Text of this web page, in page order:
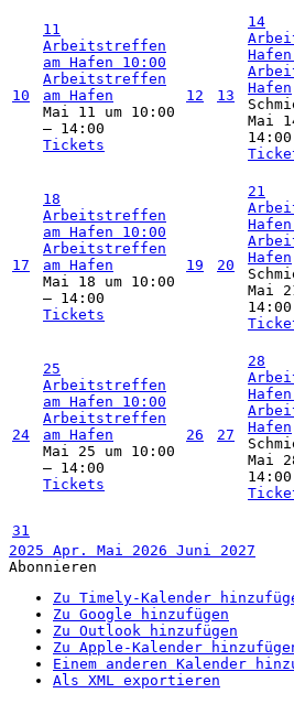
10
11
Arbeitstreffen
am Hafen 10:00
Arbeitstreffen
am Hafen
Mai 11 um 10:00
– 14:00
Tickets
12 13
14
Hafen
Hafen
Mai
14:00
17
18
Arbeitstreffen
am Hafen 10:00
Arbeitstreffen
am Hafen
Mai 18 um 10:00
– 14:00
Tickets
19 20
21
Hafen
Hafen
Mai
14:00
24
25
Arbeitstreffen
am Hafen 10:00
Arbeitstreffen
am Hafen
Mai 25 um 10:00
– 14:00
Tickets
26 27
28
Hafen
Hafen
Mai
14:00
31
2025 Apr. Mai 2026 Juni 2027
Abonnieren
Zu Timely-Kalender
Zu Google hinzufügen
Zu Outlook hinzufügen
Zu Apple-Kalender
Einem anderen Kalender
Als XML exportieren